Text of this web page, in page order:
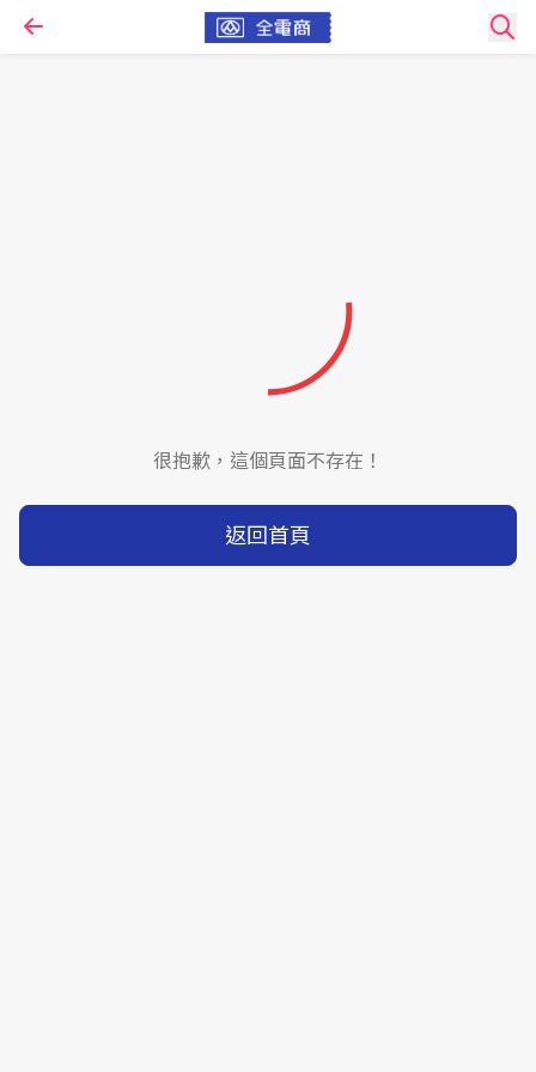
很抱歉，這個頁面不存在！
返回首頁